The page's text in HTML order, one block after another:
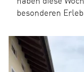
besonderen